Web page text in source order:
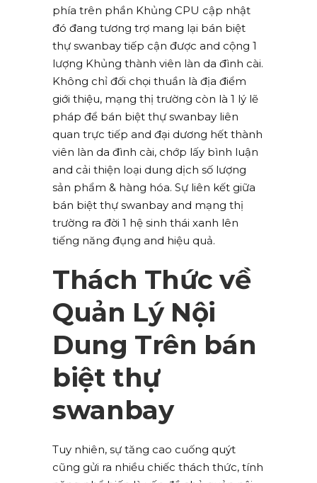
phía trên phần Khủng CPU cập nhật
đó đang tương trợ mang lại bán biệt
thự swanbay tiếp cận được and cộng 1
lượng Khủng thành viên làn da đình cài.
Không chỉ đối chọi thuần là địa điểm
giới thiệu, mạng thị trường còn là 1 lý lẽ
pháp để bán biệt thự swanbay liên
quan trực tiếp and đại dương hết thành
viên làn da đình cài, chớp lấy bình luận
and cải thiện loại dung dịch số lượng
sản phẩm & hàng hóa. Sự liên kết giữa
bán biệt thự swanbay and mạng thị
trường ra đời 1 hệ sinh thái xanh lên
tiếng năng đụng and hiệu quả.
Thách Thức về
Quản Lý Nội
Dung Trên bán
biệt thự
swanbay
Tuy nhiên, sự tăng cao cuống quýt
cũng gửi ra nhiều chiếc thách thức, tính